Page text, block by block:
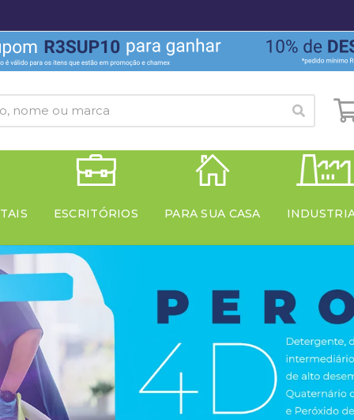
ESCRITÓRIOS PARA SUA CASA